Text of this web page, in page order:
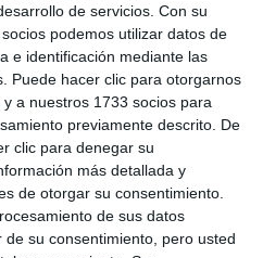
de servicios. Con su
podemos utilizar datos de
e identificación mediante las
Puede hacer clic para otorgarnos
a nuestros 1733 socios para
previamente descrito. De
clic para denegar su
más detallada y
de otorgar su consentimiento.
de sus datos
su consentimiento, pero usted